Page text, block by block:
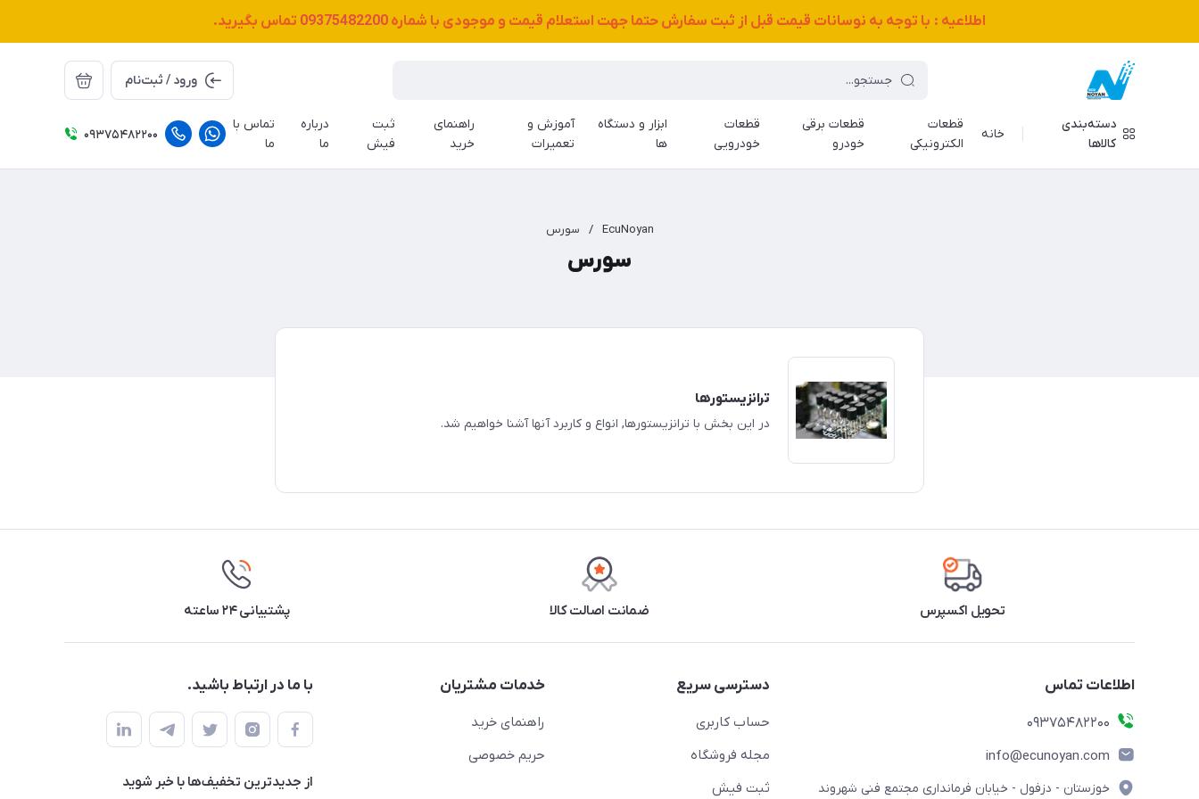
اطلاعیه : با توجه به نوسانات قیمت قبل از ثبت سفارش حتما جهت استعلام قیمت و موجودی با شماره 09375482200 تماس بگیرید.
ورود / ثبت‌نام
دسته‌بندی
کالاها
خانه
قطعات
الکترونیکی
قطعات برقی
خودرو
قطعات
خودرویی
ابزار و دستگاه
ها
آموزش و
تعمیرات
راهنمای
خرید
ثبت
فیش
درباره
ما
تماس با
ما
09375482200
EcuNoyan
/ سورس
سورس
ترانزیستورها
در این بخش با ترانزیستورها, انواع و کاربرد آنها آشنا خواهیم شد.
تحویل اکسپرس ضمانت اصالت کالا پشتیبانی ۲۴ ساعته
اطلاعات تماس
09375482200
info@ecunoyan.com
خوزستان - دزفول - خیابان فرمانداری مجتمع فنی شهروند
دسترسی سریع
حساب کاربری
مجله فروشگاه
ثبت فیش
خدمات مشتریان
راهنمای خرید
حریم خصوصی
با ما در ارتباط باشید.
از جدید‌ترین تخفیف‌ها با‌ خبر شوید